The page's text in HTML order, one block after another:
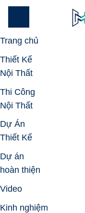
Skip
Trang chủ
Thiết Kế
Nội Thất
Thi Công
Nội Thất
Dự Án
Thiết Kế
Dự án
hoàn thiện
Video
Kinh nghiệm